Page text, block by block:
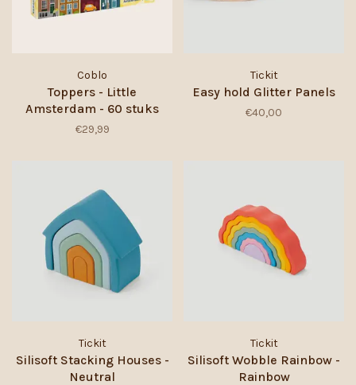
Coblo
Toppers - Little
Amsterdam - 60 stuks
€29,99
Tickit
Easy hold Glitter Panels
€40,00
Tickit
Silisoft Stacking Houses -
Neutral
Tickit
Silisoft Wobble Rainbow -
Rainbow